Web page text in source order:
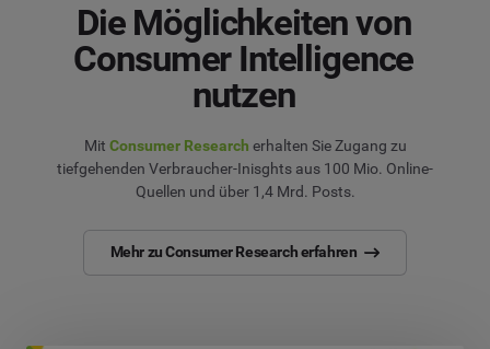
Die Möglichkeiten von
Consumer Intelligence
nutzen
Mit Consumer Research erhalten Sie Zugang zu
tiefgehenden Verbraucher-Inisghts aus 100 Mio. Online-
Quellen und über 1,4 Mrd. Posts.
Mehr zu Consumer Research erfahren